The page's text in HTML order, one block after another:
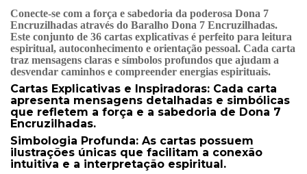
Conecte-se com a força e sabedoria da poderosa Dona 7
Encruzilhadas através do Baralho Dona 7 Encruzilhadas.
Este conjunto de 36 cartas explicativas é perfeito para leitura
espiritual, autoconhecimento e orientação pessoal. Cada carta
traz mensagens claras e símbolos profundos que ajudam a
desvendar caminhos e compreender energias espirituais.
Cartas Explicativas e Inspiradoras: Cada carta
apresenta mensagens detalhadas e simbólicas
que refletem a força e a sabedoria de Dona 7
Encruzilhadas.
Simbologia Profunda: As cartas possuem
ilustrações únicas que facilitam a conexão
intuitiva e a interpretação espiritual.